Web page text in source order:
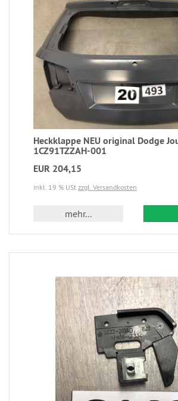
Heckklappe NEU original Dodge
1CZ91TZZAH-001
EUR 204,15
inkl. 19 % USt zzgl. Versandkosten
mehr...